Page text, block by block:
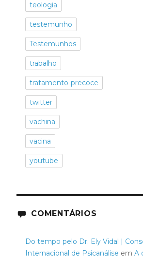
teologia
testemunho
Testemunhos
trabalho
tratamento-precoce
twitter
vachina
vacina
youtube
COMENTÁRIOS
Do tempo pelo Dr. Ely Vidal |
Internacional de Psicanálise em A